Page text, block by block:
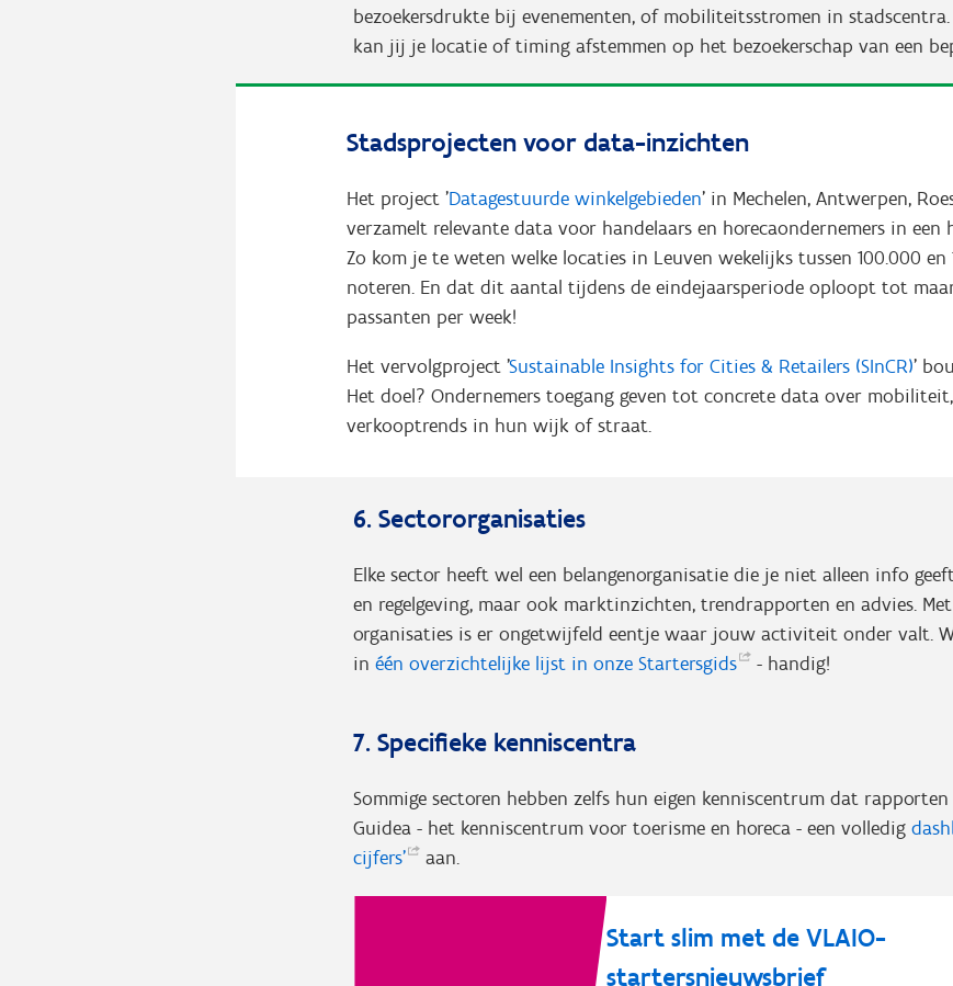
bezoekersdrukte bij evenementen, of mobiliteitsstromen in
kan jij je locatie of timing afstemmen op het bezoekerschap van een
Stadsprojecten voor data-inzichten
Het project 'Datagestuurde winkelgebieden' in Mechelen, Antwerpen,
verzamelt relevante data voor handelaars en horecaondernemers in een
Zo kom je te weten welke locaties in Leuven wekelijks tussen 100.000 en
noteren. En dat dit aantal tijdens de eindejaarsperiode oploopt tot
passanten per week!
Het vervolgproject 'Sustainable Insights for Cities & Retailers (SInCR)'
Het doel? Ondernemers toegang geven tot concrete data over
verkooptrends in hun wijk of straat.
6. Sectororganisaties
Elke sector heeft wel een belangenorganisatie die je niet alleen info
en regelgeving, maar ook marktinzichten, trendrapporten en advies.
organisaties is er ongetwijfeld eentje waar jouw activiteit onder valt.
inéén overzichtelijke lijst in onzeStartersgids - handig!
7. Specifieke kenniscentra
Sommige sectoren hebben zelfs hun eigen kenniscentrum dat
Guidea - het kenniscentrum voor toerisme en horeca - een volledig
cijfers’
aan.
Start slim met de VLAIO-
startersnieuwsbrief